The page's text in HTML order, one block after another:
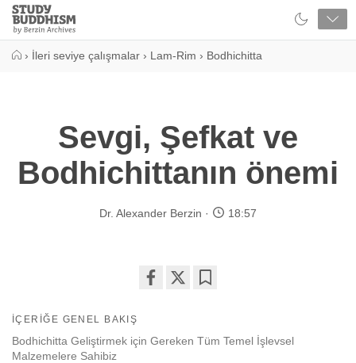
Close
Study
Buddhism
› İleri seviye çalışmalar › Lam-Rim › Bodhichitta
Sevgi, Şefkat ve
Bodhichittanın önemi
Dr. Alexander Berzin 18:57
facebook
İÇERIĞE GENEL BAKIŞ
Bodhichitta Geliştirmek için Gereken Tüm Temel İşlevsel
Malzemelere Sahibiz